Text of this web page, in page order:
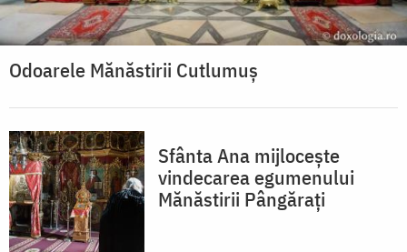
Odoarele Mănăstirii Cutlumuș
Sfânta Ana mijlocește
vindecarea egumenului
Mănăstirii Pângărați